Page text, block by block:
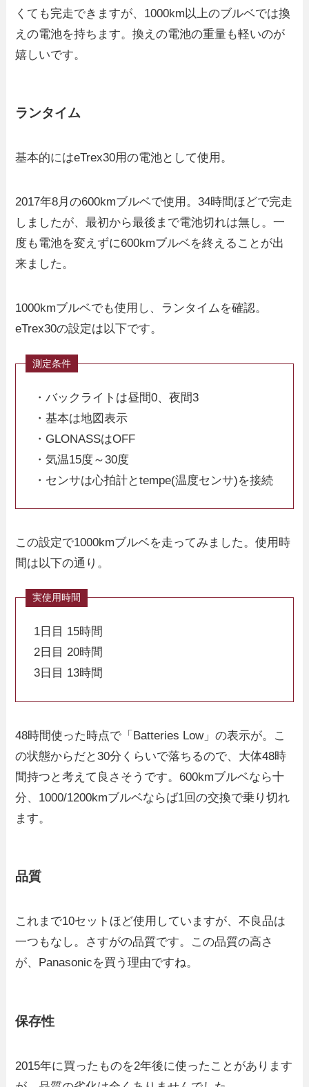
くても完走できますが、1000km以上のブルベでは換
えの電池を持ちます。換えの電池の重量も軽いのが
嬉しいです。
ランタイム
基本的にはeTrex30用の電池として使用。
2017年8月の600kmブルベで使用。34時間ほどで完走
しましたが、最初から最後まで電池切れは無し。一
度も電池を変えずに600kmブルベを終えることが出
来ました。
1000kmブルベでも使用し、ランタイムを確認。
eTrex30の設定は以下です。
・バックライトは昼間0、夜間3
・基本は地図表示
・GLONASSはOFF
・気温15度～30度
・センサは心拍計とtempe(温度センサ)を接続
この設定で1000kmブルベを走ってみました。使用時
間は以下の通り。
1日目 15時間
2日目 20時間
3日目 13時間
48時間使った時点で「Batteries Low」の表示が。こ
の状態からだと30分くらいで落ちるので、大体48時
間持つと考えて良さそうです。600kmブルベなら十
分、1000/1200kmブルベならば1回の交換で乗り切れ
ます。
品質
これまで10セットほど使用していますが、不良品は
一つもなし。さすがの品質です。この品質の高さ
が、Panasonicを買う理由ですね。
保存性
2015年に買ったものを2年後に使ったことがあります